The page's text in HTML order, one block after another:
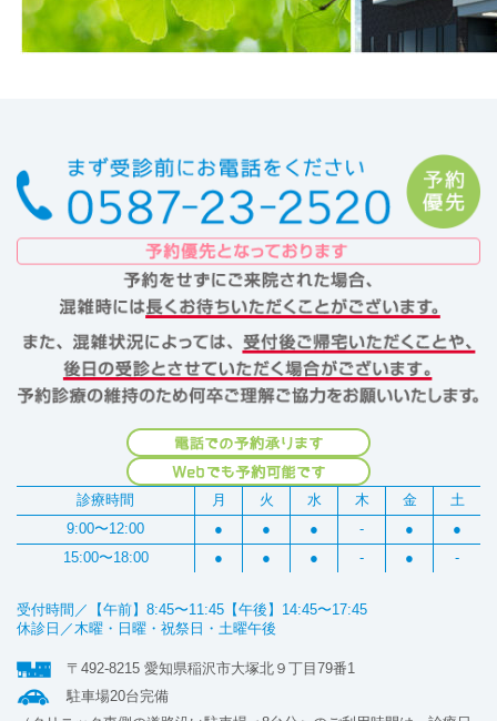
診療時間 月 火 水 木 金
土
9:00〜12:00
● ● ● - ●
●
15:00〜18:00
● ● ● - ● -
受付時間／【午前】8:45〜11:45【午後】14:45〜17:45
休診日／木曜・日曜・祝祭日・土曜午後
〒492-8215 愛知県稲沢市大塚北９丁目79番1
駐車場20台完備